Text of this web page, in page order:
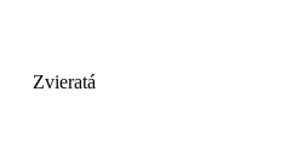
Zvieratá